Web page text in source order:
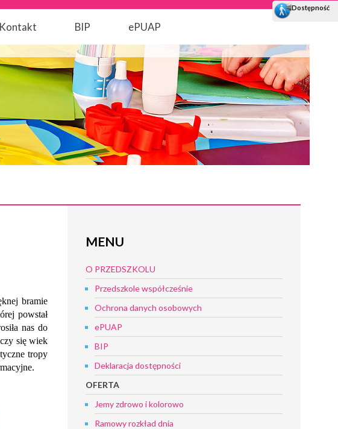
Kontakt BIP ePUAP
MENU
O PRZEDSZKOLU
Przedszkole współcześnie
Ochrona danych osobowych
ePUAP
BIP
Deklaracja dostępności
OFERTA
Jemy zdrowo i kolorowo
Ramowy rozkład dnia
bramie
powstał
nas do
się wiek
tropy